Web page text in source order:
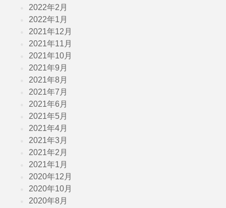
2022年2月
2022年1月
2021年12月
2021年11月
2021年10月
2021年9月
2021年8月
2021年7月
2021年6月
2021年5月
2021年4月
2021年3月
2021年2月
2021年1月
2020年12月
2020年10月
2020年8月